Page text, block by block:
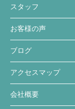
スタッフ
お客様の声
ブログ
アクセスマップ
会社概要